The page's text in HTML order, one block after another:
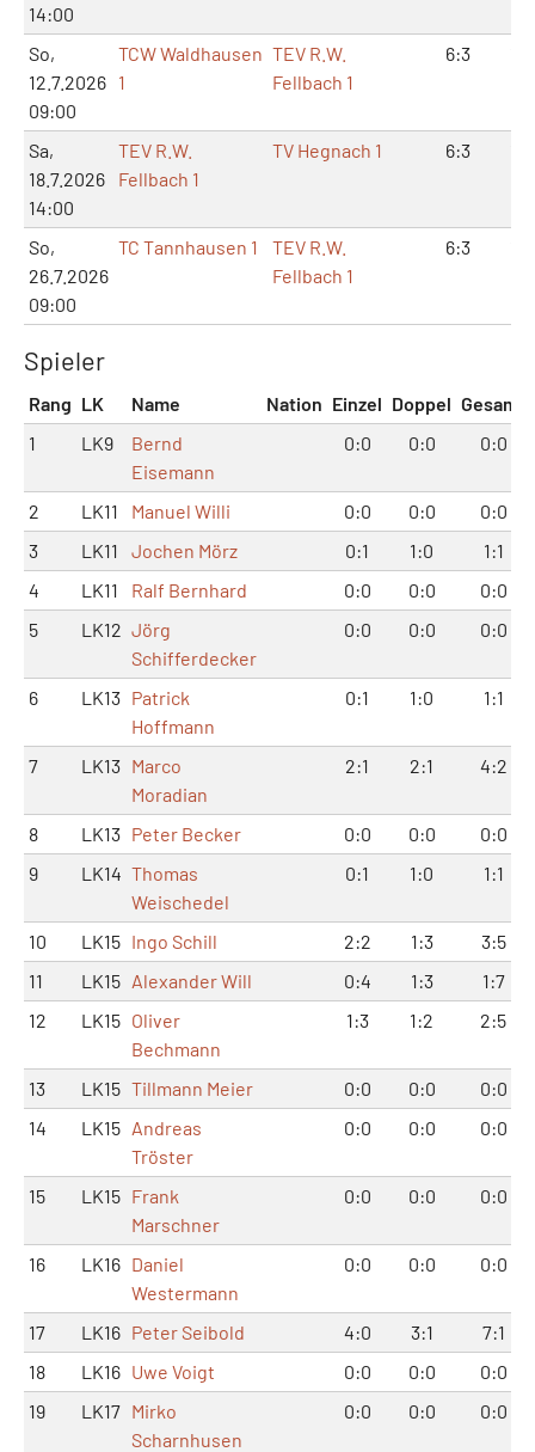
14:00
So,
12.7.2026
09:00
TCW Waldhausen
1
TEV R.W.
Fellbach 1
6:3
Sa,
18.7.2026
14:00
TEV R.W.
Fellbach 1
TV Hegnach 1 6:3
So,
26.7.2026
09:00
TC Tannhausen 1
TEV R.W.
Fellbach 1
6:3
Spieler
Rang LK Name Nation Einzel Doppel Gesamt
1
LK9
Bernd
Eisemann
0:0 0:0 0:0
2 LK11 Manuel Willi 0:0 0:0
0:0
3
LK11 Jochen Mörz 0:1 1:0
1:1
4
LK11 Ralf Bernhard 0:0 0:0
0:0
5
LK12 Jörg
Schifferdecker
0:0 0:0 0:0
6 LK13 Patrick
Hoffmann
0:1 1:0 1:1
7 LK13 Marco
Moradian
2:1 2:1 4:2
8 LK13 Peter Becker 0:0 0:0
0:0
9
LK14 Thomas
Weischedel
0:1 1:0 1:1
10 LK15 Ingo Schill 2:2 1:3
3:5
11
LK15 Alexander Will 0:4 1:3
1:7
12
LK15 Oliver
Bechmann
1:3 1:2 2:5
13 LK15 Tillmann Meier 0:0 0:0
0:0
14
LK15 Andreas
Tröster
0:0 0:0 0:0
15 LK15 Frank
Marschner
0:0 0:0 0:0
16 LK16 Daniel
Westermann
0:0 0:0 0:0
17 LK16 Peter Seibold 4:0 3:1
7:1
18
LK16 Uwe Voigt 0:0 0:0
0:0
19
LK17 Mirko
Scharnhusen
0:0 0:0 0:0